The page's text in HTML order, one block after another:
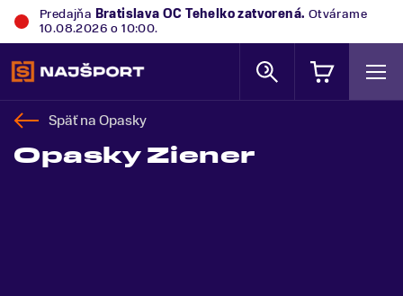
Predajňa Bratislava OC Tehelkozatvorená. Otvárame
10.08.2026 o 10:00.
Späť naOpasky
Opasky Ziener